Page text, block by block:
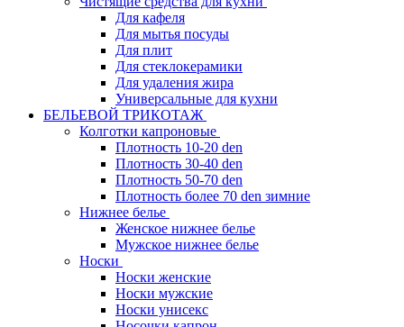
Для кафеля
Для мытья посуды
Для плит
Для стеклокерамики
Для удаления жира
Универсальные для кухни
БЕЛЬЕВОЙ ТРИКОТАЖ
Колготки капроновые
Плотность 10-20 den
Плотность 30-40 den
Плотность 50-70 den
Плотность более 70 den зимние
Нижнее белье
Женское нижнее белье
Мужское нижнее белье
Носки
Носки женские
Носки мужские
Носки унисекс